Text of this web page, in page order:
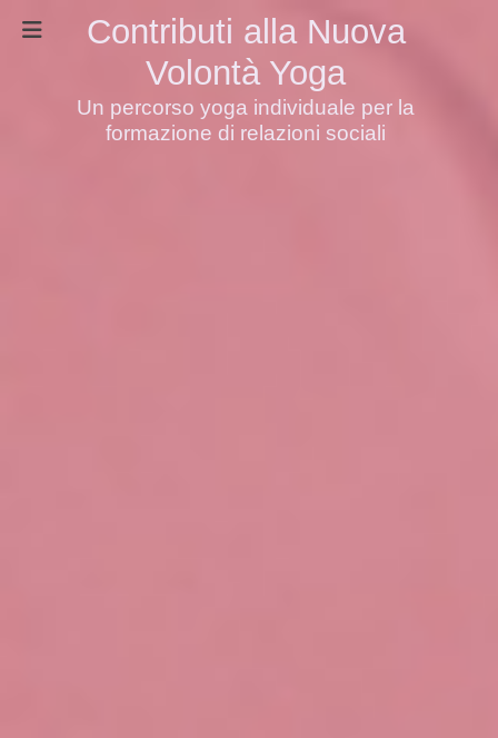
Contributi alla Nuova
Volontà Yoga
Un percorso yoga individuale per la
formazione di relazioni sociali